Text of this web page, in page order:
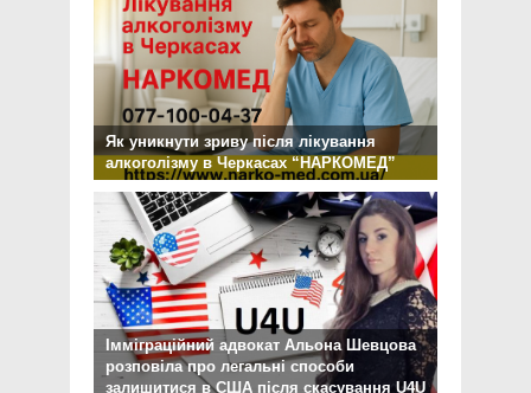
Як уникнути зриву після лікування
алкоголізму в Черкасах “НАРКОМЕД”
Імміграційний адвокат Альона Шевцова
розповіла про легальні способи
залишитися в США після скасування U4U